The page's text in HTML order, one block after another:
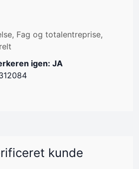
Fag og totalentreprise,
igen: JA
kunde